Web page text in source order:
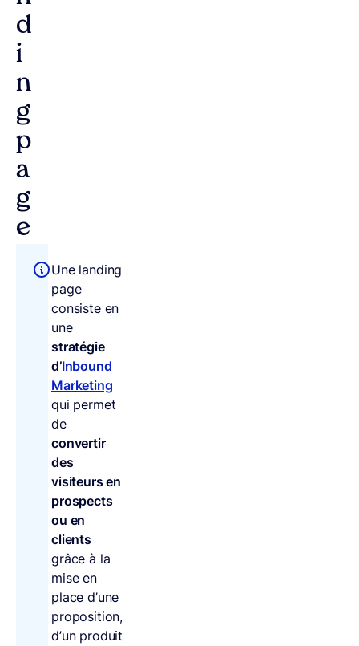
d
i
n
g
p
a
g
e
Une landing
page
consiste en
une
stratégie
d’Inbound
Marketing
qui permet
de
convertir
des
visiteurs en
prospects
ou en
clients
grâce à la
mise en
place d’une
proposition,
d’un produit